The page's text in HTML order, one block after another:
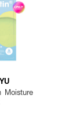
Moisture